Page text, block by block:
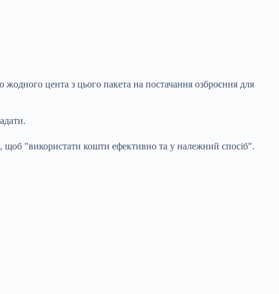
цента з цього пакета на постачання озброєння для
"використати кошти ефективно та у належний спосіб".